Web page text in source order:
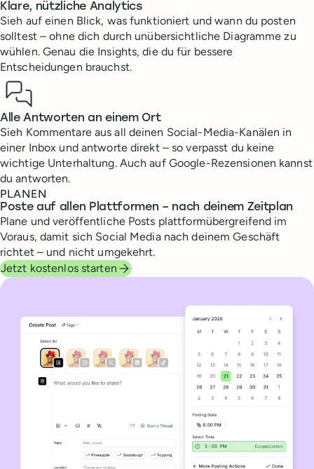
Klare, nützliche Analytics
Sieh auf einen Blick, was funktioniert und wann du posten
solltest – ohne dich durch unübersichtliche Diagramme zu
wühlen. Genau die Insights, die du für bessere
Entscheidungen brauchst.
Alle Antworten an einem Ort
Sieh Kommentare aus all deinen Social-Media-Kanälen in
einer Inbox und antworte direkt – so verpasst du keine
wichtige Unterhaltung. Auch auf Google-Rezensionen kannst
du antworten.
PLANEN
Poste auf allen Plattformen – nach deinem Zeitplan
Plane und veröffentliche Posts plattformübergreifend im
Voraus, damit sich Social Media nach deinem Geschäft
richtet – und nicht umgekehrt.
Jetzt kostenlos starten